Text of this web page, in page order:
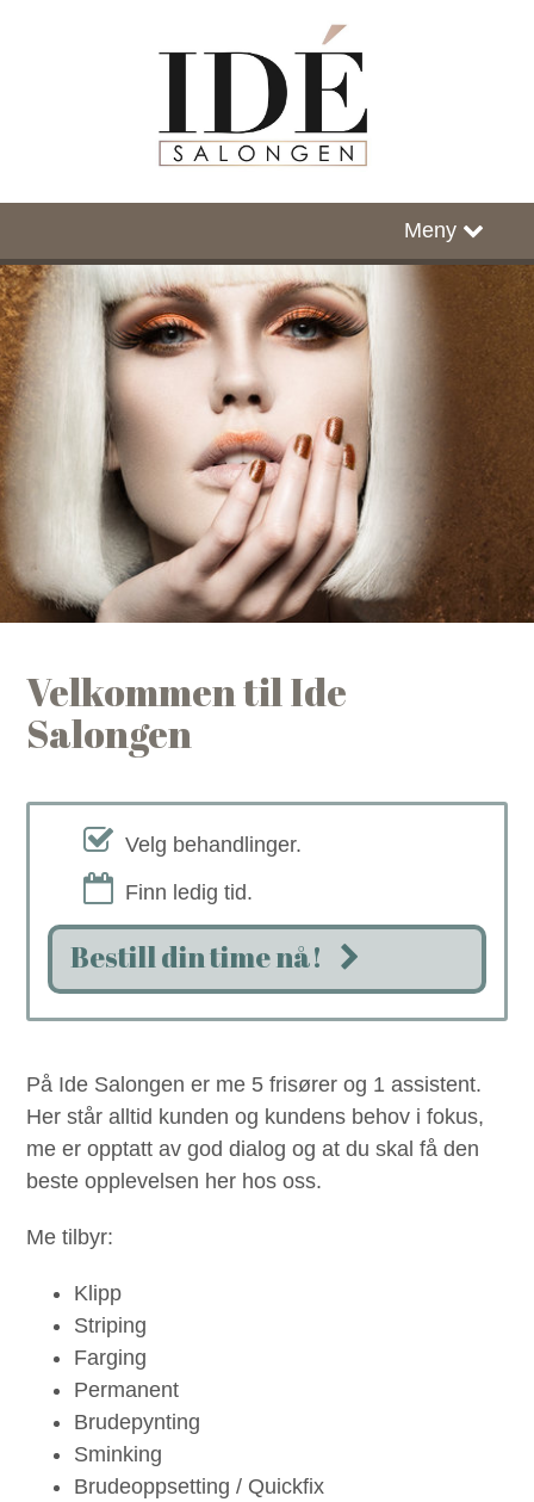
Meny
Timebestilling
Facebook
Velkommen til Ide
Salongen
Velg behandlinger.
Finn ledig tid.
Bestill din time nå!
På Ide Salongen er me 5 frisører og 1 assistent.
Her står alltid kunden og kundens behov i fokus,
me er opptatt av god dialog og at du skal få den
beste opplevelsen her hos oss.
Me tilbyr:
Klipp
Striping
Farging
Permanent
Brudepynting
Sminking
Brudeoppsetting / Quickfix